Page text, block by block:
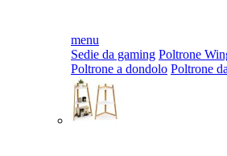
menu
Sedie da gaming Poltrone
Poltrone a dondolo Poltrone